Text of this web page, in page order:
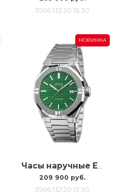
3506.132.20.16.30
НОВИНКА
209 900 руб.
3506.132.20.13.30